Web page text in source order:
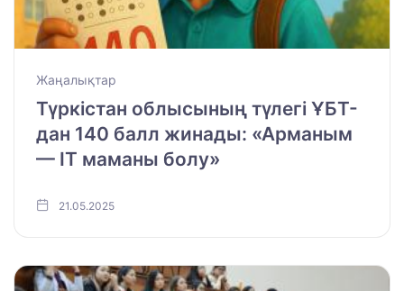
Жаңалықтар
Түркістан облысының түлегі ҰБТ-
дан 140 балл жинады: «Арманым
— ІТ маманы болу»
21.05.2025